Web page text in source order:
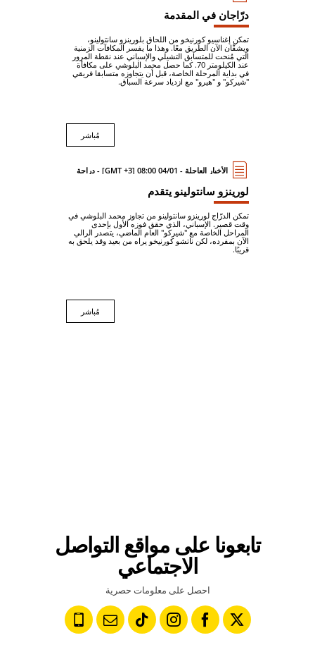
درّاجان في المقدمة
تمكن إغناسيو كورنيخو من اللحاق بلورينزو سانتولينو،
ويشقّان الآن الطريق معًا. وهذا ما يفسر المكافآت الزمنية
التي مُنحت للمتسابق التشيلي والإسباني عند نقطة المرور
عند الكيلومتر 70. كما حصل محمد البلوشي على مكافأة
في بداية المرحلة الخاصة، قبل أن يتجاوزه متسابقا فريقي
"شيركو" و "هيرو" مع ازدياد سرعة السباق.
مُباشر
الأخبار العاجلة - 04/01 08:00 [GMT +3] - دراجة
لورينزو سانتولينو يتقدم
تمكن الدرّاج لورينزو سانتولينو من تجاوز محمد البلوشي في
وقت قصير. الإسباني، الذي حقق فوزه الأول بإحدى
المراحل الخاصة مع "شيركو" العام الماضي، يتصدر الرالي
الآن بمفرده، لكن ناتشو كورنيخو يراه من بعيد وقد يلحق به
قريبًا.
مُباشر
تابعونا على مواقع التواصل
الاجتماعي
احصل على معلومات حصرية